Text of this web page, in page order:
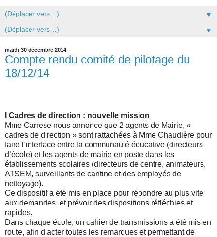
▼
▼
mardi 30 décembre 2014
Compte rendu comité de pilotage du
18/12/14
I Cadres de direction : nouvelle mission
Mme Carrese nous annonce que 2 agents de Mairie, «
cadres de direction » sont rattachées à Mme Chaudière pour
faire l’interface entre la communauté éducative (directeurs
d’école) et les agents de mairie en poste dans les
établissements scolaires (directeurs de centre, animateurs,
ATSEM, surveillants de cantine et des employés de
nettoyage).
Ce dispositif a été mis en place pour répondre au plus vite
aux demandes, et prévoir des dispositions réfléchies et
rapides.
Dans chaque école, un cahier de transmissions a été mis en
route, afin d’acter toutes les remarques et permettant de